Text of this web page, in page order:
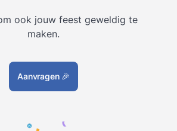
ook jouw feest geweldig te
maken.
Aanvragen 🎉